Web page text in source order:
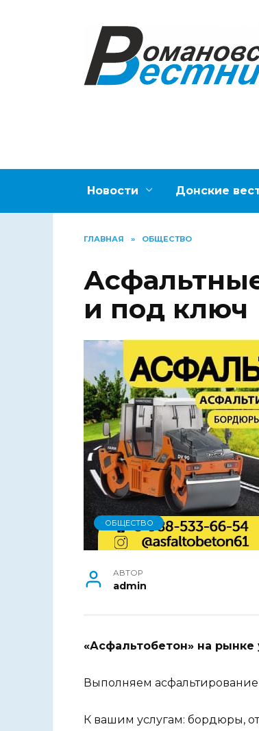
Новости Донские
ГЛАВНАЯ » ОБЩЕСТВО
и под ключ
ОБЩЕСТВО
АВТОР
admin
«Асфальтобетон» на рынке
Выполняем
К вашим услугам: бордюры,